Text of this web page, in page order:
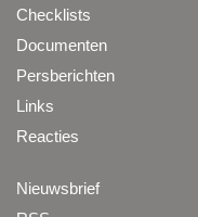
Checklists
Documenten
Persberichten
Links
Reacties
Nieuwsbrief